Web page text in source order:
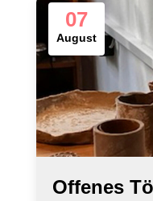
07
August
Offenes